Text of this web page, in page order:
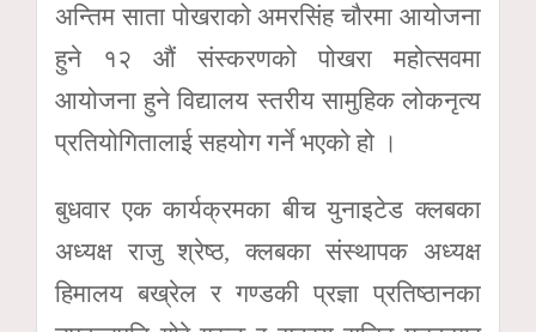
अन्तिम साता पोखराको अमरसिंह चौरमा आयोजना
हुने १२ औं संस्करणको पोखरा महोत्सवमा
आयोजना हुने विद्यालय स्तरीय सामुहिक लोकनृत्य
प्रतियोगितालाई सहयोग गर्ने भएको हो ।
बुधवार एक कार्यक्रमका बीच युनाइटेड क्लबका
अध्यक्ष राजु श्रेष्ठ, क्लबका संस्थापक अध्यक्ष
हिमालय बख्रेल र गण्डकी प्रज्ञा प्रतिष्ठानका